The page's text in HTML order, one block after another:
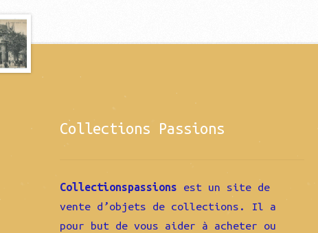
Collections Passions
Collectionspassions est un site de
vente d’objets de collections. Il a
pour but de vous aider à acheter ou